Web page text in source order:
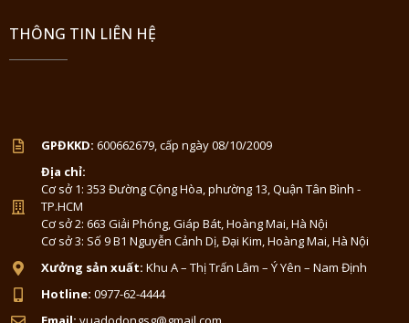
THÔNG TIN LIÊN HỆ
GPĐKKD: 600662679, cấp ngày 08/10/2009
Địa chỉ:
Cơ sở 1: 353 Đường Cộng Hòa, phường 13, Quận Tân Bình -
TP.HCM
Cơ sở 2: 663 Giải Phóng, Giáp Bát, Hoàng Mai, Hà Nội
Cơ sở 3: Số 9 B1 Nguyễn Cảnh Dị, Đại Kim, Hoàng Mai, Hà Nội
Xưởng sản xuất: Khu A – Thị Trấn Lâm – Ý Yên – Nam Định
Hotline: 0977-62-4444